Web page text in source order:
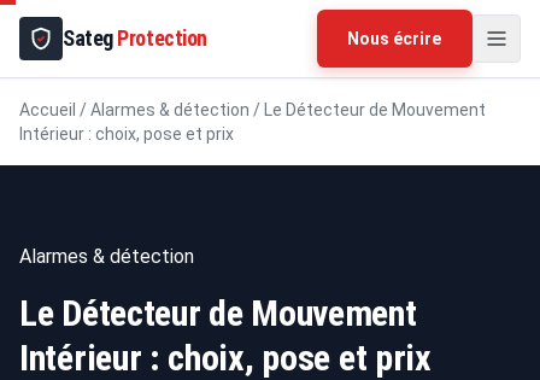
SategProtection Nous écrire
Accueil /Alarmes & détection /
Le Détecteur de Mouvement
Intérieur : choix, pose et prix
Alarmes & détection
Le Détecteur de Mouvement
Intérieur : choix, pose et prix